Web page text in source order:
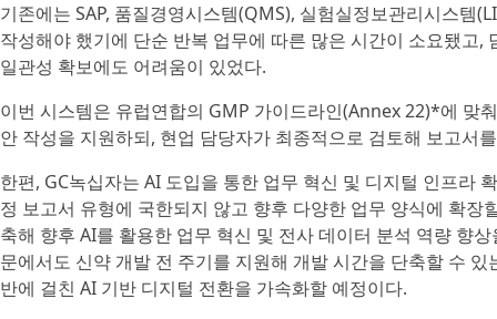
기존에는 SAP, 품질경영시스템(QMS), 실험실정보관리시스템
작성해야 했기에 단순 반복 업무에 따른 많은 시간이 소요됐고
일관성 확보에도 어려움이 있었다.
이번 시스템은 유럽연합의 GMP 가이드라인(Annex 22)*에 맞
안 작성을 지원하되, 현업 담당자가 최종적으로 검토해 보고서
한편, GC녹십자는 AI 도입을 통한 업무 혁신 및 디지털 인프라
정 보고서 유형에 국한되지 않고 향후 다양한 업무 양식에 확
축해 향후 AI를 활용한 업무 혁신 및 전사 데이터 분석 역량 향
문에서도 신약 개발 전 주기를 지원해 개발 시간을 단축할 수
반에 걸친 AI 기반 디지털 전환을 가속화할 예정이다.